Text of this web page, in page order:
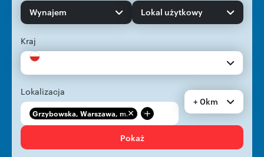
Wynajem Lokal użytkowy
Kraj
Lokalizacja
Grzybowska, Warszawa, m... +
+ 0km
Pokaż